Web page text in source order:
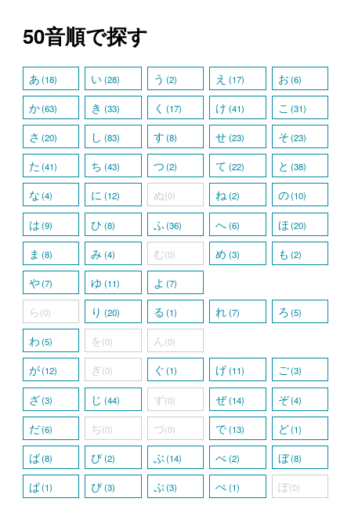
50音順で探す
あ(18) い(28) う (2) え (17) お (6)
か(63) き (33) く (17) け (41) こ (31)
さ (20) し (83) す (8) せ(23) そ (23)
た(41) ち (43) つ (2) て (22) と (38)
な(4) に (12) ぬ(0) ね(2) の(10)
は(9) ひ (8) ふ (36) へ(6) ほ (20)
ま (8) み(4) む(0) め (3) も (2)
や(7) ゆ (11) よ (7)
ら(0) り (20) る (1) れ(7) ろ (5)
わ(5) を(0) ん(0)
が(12) ぎ(0) ぐ (1) げ(11) ご(3)
ざ(3) じ (44) ず(0) ぜ(14) ぞ(4)
だ(6) ぢ(0) づ(0) で(13) ど(1)
ば(8) び(2) ぶ (14) べ(2) ぼ(8)
ぱ(1) ぴ(3) ぷ(3) ぺ(1) ぽ(0)